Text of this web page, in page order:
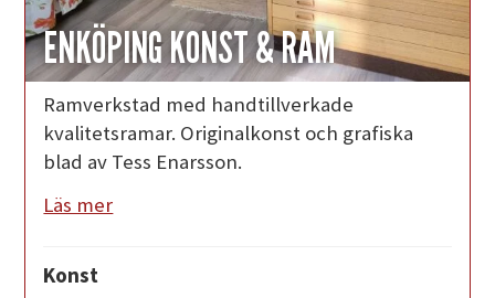
ENKÖPING KONST & RAM
Ramverkstad med handtillverkade
kvalitetsramar. Originalkonst och grafiska
blad av Tess Enarsson.
Läs mer
Konst